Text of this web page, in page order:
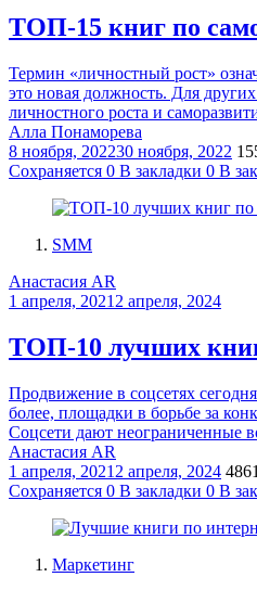
ТОП-15 книг по
Термин «личностный рост»
это новая должность. Для
личностного роста и
Алла Понаморева
8 ноября, 202230 ноября, 2022
Сохраняется 0 В закладки 0 В
SMM
Анастасия AR
1 апреля, 2021 2 апреля, 2024
ТОП-10 лучших
Продвижение в соцсетях
более, площадки в борьбе за
Соцсети дают неограниченные
Анастасия AR
1 апреля, 2021 2 апреля, 2024 4861
Сохраняется 0 В закладки 0 В
Маркетинг